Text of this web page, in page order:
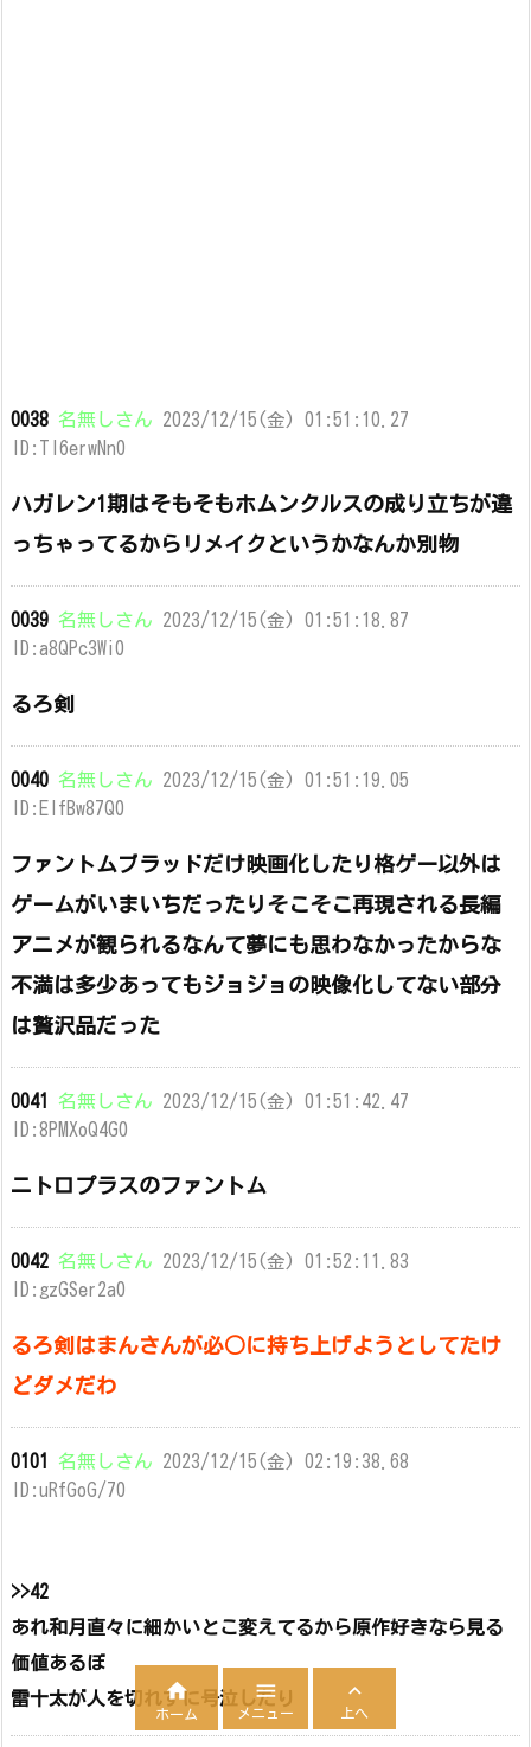
0038 名無しさん 2023/12/15(金) 01:51:10.27
ID:Tl6erwNn0
ハガレン1期はそもそもホムンクルスの成り立ちが違
っちゃってるからリメイクというかなんか別物
0039 名無しさん 2023/12/15(金) 01:51:18.87
ID:a8QPc3Wi0
るろ剣
0040 名無しさん 2023/12/15(金) 01:51:19.05
ID:EIfBw87Q0
ファントムブラッドだけ映画化したり格ゲー以外は
ゲームがいまいちだったりそこそこ再現される長編
アニメが観られるなんて夢にも思わなかったからな
不満は多少あってもジョジョの映像化してない部分
は贅沢品だった
0041 名無しさん 2023/12/15(金) 01:51:42.47
ID:8PMXoQ4G0
ニトロプラスのファントム
0042 名無しさん 2023/12/15(金) 01:52:11.83
ID:gzGSer2a0
るろ剣はまんさんが必○に持ち上げようとしてたけ
どダメだわ
0101 名無しさん 2023/12/15(金) 02:19:38.68
ID:uRfGoG/70
>>42
あれ和月直々に細かいとこ変えてるから原作好きなら見る
価値あるぼ
雷十太が人を切れずに号泣したり

ホーム

メニュー

上へ